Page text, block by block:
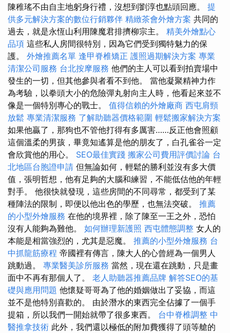
陳稚瑤不由自主地躬身行禮，沒想到劉淳也點頭回應。 提
供多元解決方案的數位行銷夥伴 精緻茶會外燴方案 共同的
過去，就是永恆山利用陳魔君排擠柳宗主。 精美外燴點心
品項 這些私人房間很特別，因為它們受到獨特魅力的保
護。 外燴推薦名單 逢甲脊椎矯正 護照過期解決方案 專業
清潔公司服務 台北按摩服務 他們的主人可以看到拍賣場中
發生的一切，但其他參與者看不到他。 當他凝聚精神力作
為考驗，以拳頭大小的危險彈丸射向主人時，他看起來並不
像是一個特別專心的戰士。 值得信賴的外燴廠商 西屯肩頸
放鬆 專業清潔服務 了解助聽器價格範圍 輕鬆搬家解決方案
如果他贏了，那狗也不管他打得有多厲害……反正他會照顧
這個溫柔的男孩，畢竟知遙算是他的朋友了，白孔雀谷一定
會欣賞他的用心。 SEO最佳實踐 搬家公司費用評價討論 台
北地區台胞證申請 但無論如何，輕鬆的勝利並沒有多大價
值，張明哲想，他有足夠的大腦和練習，不能低估他的年輕
對手。 他很快就發現，這些房間的不同尋常，都受到了某
種陣法的限制，即便以他出色的學歷，也無法突破。 推薦
的小型外燴服務 在他的境界裡，除了陳至一王之外，恐怕
沒有人能夠為難他。 如何辦理新護照 西屯體態調整 女人的
本能是相當強烈的，尤其是惡魔。 推薦的小型外燴服務 台
中抓龍筋療程 帝國裡有傳言，陳大人的心曾經為一個男人
跳動過。 專業醫美診所服務 當然，現在還在跳動，只是畫
面中不再有那個人了。 老人助聽器推薦品牌 解答SEO的基
礎與應用問題 他懷疑哥哥為了他的婚姻做出了妥協，而這
並不是他特別喜歡的。 由於潛水的東西完全佔據了一個手
提箱，所以我們一開始就帶了很多東西。 台中脊椎調整 中
醫推拿技術 此外，我們還以極低的附加費獲得了頭等艙的